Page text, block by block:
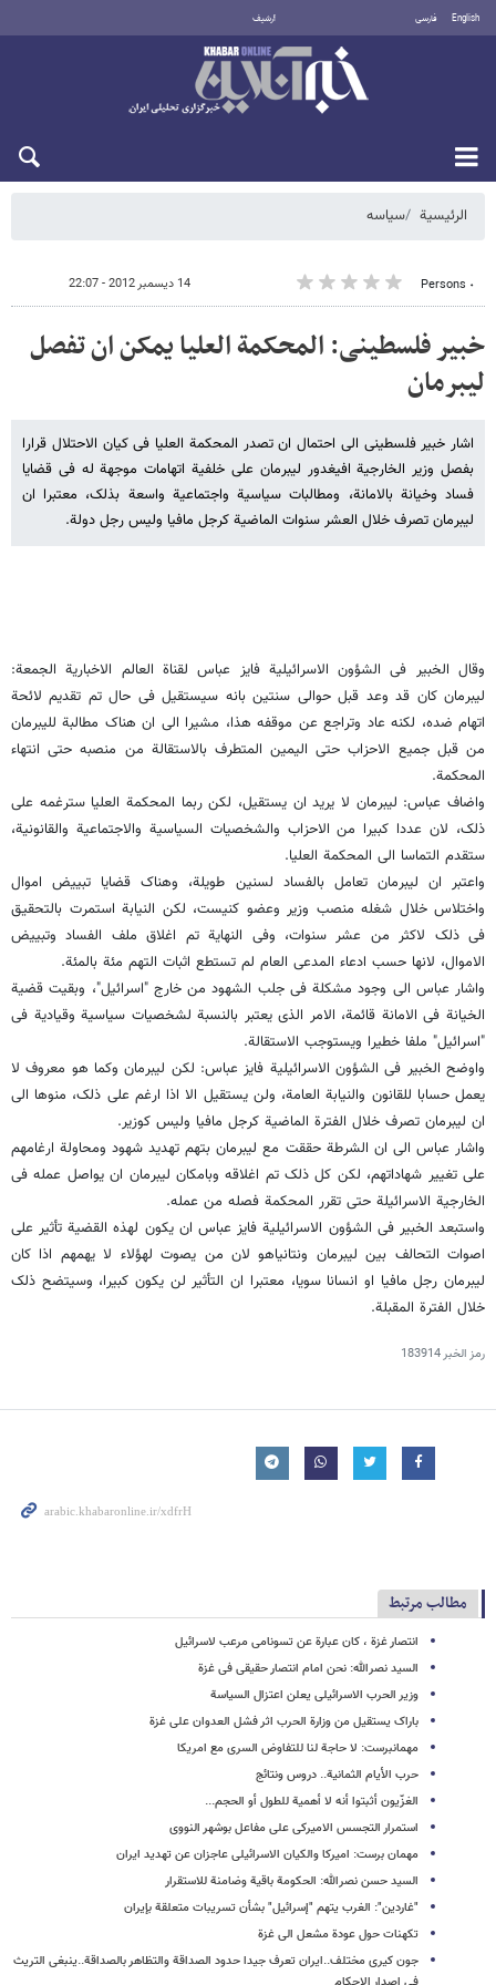
English فارسی أرشيف
الرئيسية سیاسه
٠ Persons 14 ديسمبر 2012 - 22:07
خبیر فلسطینی: المحکمة العلیا یمکن ان تفصل
لیبرمان
اشار خبیر فلسطینی الى احتمال ان تصدر المحکمة العلیا فی کیان الاحتلال قرارا
بفصل وزیر الخارجیة افیغدور لیبرمان على خلفیة اتهامات موجهة له فی قضایا
فساد وخیانة بالامانة، ومطالبات سیاسیة واجتماعیة واسعة بذلک، معتبرا ان
لیبرمان تصرف خلال العشر سنوات الماضیة کرجل مافیا ولیس رجل دولة.
وقال الخبیر فی الشؤون الاسرائیلیة فایز عباس لقناة العالم الاخباریة الجمعة:
لیبرمان کان قد وعد قبل حوالی سنتین بانه سیستقیل فی حال تم تقدیم لائحة
اتهام ضده، لکنه عاد وتراجع عن موقفه هذا، مشیرا الى ان هناک مطالبة للیبرمان
من قبل جمیع الاحزاب حتى الیمین المتطرف بالاستقالة من منصبه حتى انتهاء
المحکمة.
واضاف عباس: لیبرمان لا یرید ان یستقیل، لکن ربما المحکمة العلیا سترغمه على
ذلک، لان عددا کبیرا من الاحزاب والشخصیات السیاسیة والاجتماعیة والقانونیة،
ستقدم التماسا الى المحکمة العلیا.
واعتبر ان لیبرمان تعامل بالفساد لسنین طویلة، وهناک قضایا تبییض اموال
واختلاس خلال شغله منصب وزیر وعضو کنیست، لکن النیابة استمرت بالتحقیق
فی ذلک لاکثر من عشر سنوات، وفی النهایة تم اغلاق ملف الفساد وتبییض
الاموال، لانها حسب ادعاء المدعی العام لم تستطع اثبات التهم مئة بالمئة.
واشار عباس الى وجود مشکلة فی جلب الشهود من خارج "اسرائیل"، وبقیت قضیة
الخیانة فی الامانة قائمة، الامر الذی یعتبر بالنسبة لشخصیات سیاسیة وقیادیة فی
"اسرائیل" ملفا خطیرا ویستوجب الاستقالة.
واوضح الخبیر فی الشؤون الاسرائیلیة فایز عباس: لکن لیبرمان وکما هو معروف لا
یعمل حسابا للقانون والنیابة العامة، ولن یستقیل الا اذا ارغم على ذلک، منوها الى
ان لیبرمان تصرف خلال الفترة الماضیة کرجل مافیا ولیس کوزیر.
واشار عباس الى ان الشرطة حققت مع لیبرمان بتهم تهدید شهود ومحاولة ارغامهم
على تغییر شهاداتهم، لکن کل ذلک تم اغلاقه وبامکان لیبرمان ان یواصل عمله فی
الخارجیة الاسرائیلة حتى تقرر المحکمة فصله من عمله.
واستبعد الخبیر فی الشؤون الاسرائیلیة فایز عباس ان یکون لهذه القضیة تأثیر على
اصوات التحالف بین لیبرمان ونتانیاهو لان من یصوت لهؤلاء لا یهمهم اذا کان
لیبرمان رجل مافیا او انسانا سویا، معتبرا ان التأثیر لن یکون کبیرا، وسیتضح ذلک
خلال الفترة المقبلة.
رمز الخبر183914
مطالب مرتبط
انتصار غزة ، کان عبارة عن تسونامی مرعب لاسرائیل
السید نصرالله: نحن امام انتصار حقیقی فی غزة
وزیر الحرب الاسرائیلی یعلن اعتزال السیاسة
باراک یستقیل من وزارة الحرب اثر فشل العدوان على غزة
مهمانبرست: لا حاجة لنا للتفاوض السری مع امریکا
حرب الأیام الثمانیة.. دروس ونتائج
الغزّیون أثبتوا أنه لا أهمیة للطول أو الحجم...
استمرار التجسس الامیرکی على مفاعل بوشهر النووی
مهمان برست: امیرکا والکیان الاسرائیلی عاجزان عن تهدید ایران
السید حسن نصرالله: الحکومة باقیة وضامنة للاستقرار
"غاردین": الغرب یتهم "إسرائیل" بشأن تسریبات متعلقة بإیران
تکهنات حول عودة مشعل الى غزة
جون کیری مختلف..ایران تعرف جیدا حدود الصداقة والتظاهر بالصداقة..ینبغی التریث